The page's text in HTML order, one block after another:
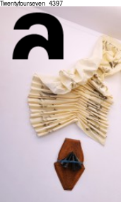
Twentyfourseven_4397